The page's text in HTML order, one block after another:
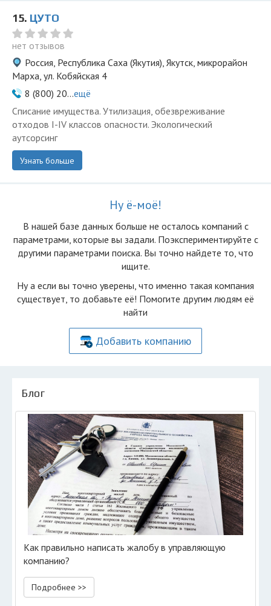
15. ЦУТО
нет отзывов
Россия, Республика Саха (Якутия), Якутск, микрорайон
Марха, ул. Кобяйская 4
8 (800) 20...ещё
Списание имущества. Утилизация, обезвреживание
отходов I-IV классов опасности. Экологический
аутсорсинг
Узнать больше
Ну ё-моё!
В нашей базе данных больше не осталоcь компаний с
параметрами, которые вы задали. Поэкспериментируйте с
другими параметрами поиска. Вы точно найдете то, что
ищите.
Ну а если вы точно уверены, что именно такая компания
существует, то добавьте её! Помогите другим людям её
найти
Добавить компанию
Блог
Как правильно написать жалобу в управляющую
компанию?
Подробнее >>